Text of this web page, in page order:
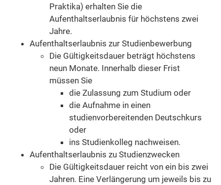
Praktika) erhalten Sie die
Aufenthaltserlaubnis für höchstens zwei
Jahre.
Aufenthaltserlaubnis zur Studienbewerbung
Die Gültigkeitsdauer beträgt höchstens
neun Monate. Innerhalb dieser Frist
müssen Sie
die Zulassung zum Studium oder
die Aufnahme in einen
studienvorbereitenden Deutschkurs
oder
ins Studienkolleg nachweisen.
Aufenthaltserlaubnis zu Studienzwecken
Die Gültigkeitsdauer reicht von ein bis zwei
Jahren. Eine Verlängerung um jeweils bis zu